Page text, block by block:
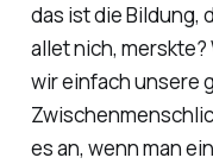
das ist die Bildung,
allet nich,
wir einfach unsere
es an, wenn man